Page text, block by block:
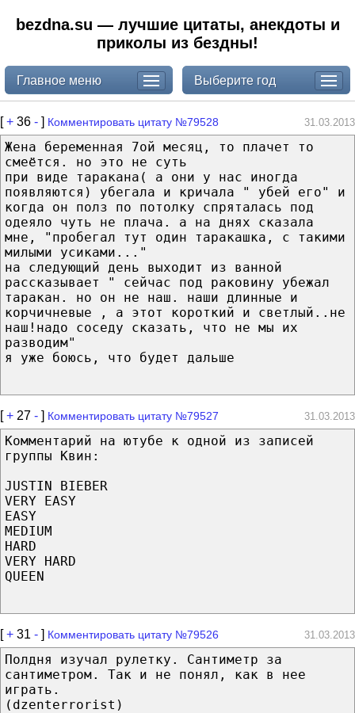
bezdna.su — лучшие цитаты, анекдоты и
приколы из бездны!
Главное меню Выберите год
[+ 36 - ] Комментировать цитату №79528 31.03.2013
Жена беременная 7ой месяц, то плачет то
смеётся. но это не суть
при виде таракана( а они у нас иногда
появляются) убегала и кричала " убей его" и
когда он полз по потолку спряталась под
одеяло чуть не плача. а на днях сказала
мне, "пробегал тут один таракашка, с такими
милыми усиками..."
на следующий день выходит из ванной
рассказывает " сейчас под раковину убежал
таракан. но он не наш. наши длинные и
корчичневые , а этот короткий и светлый..не
наш!надо соседу сказать, что не мы их
разводим"
я уже боюсь, что будет дальше
[+ 27 - ] Комментировать цитату №79527 31.03.2013
Комментарий на ютубе к одной из записей
группы Квин:
JUSTIN BIEBER
VERY EASY
EASY
MEDIUM
HARD
VERY HARD
QUEEN
[+ 31 - ] Комментировать цитату №79526 31.03.2013
Полдня изучал рулетку. Сантиметр за
сантиметром. Так и не понял, как в нее
играть.
(dzenterrorist)